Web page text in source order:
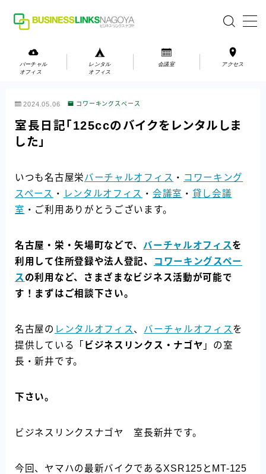
会議室
お問い合わせ
お問い合わせ
アクセス
会社案内
バーチャル
オフィス
レンタル
オフィス
会議室 アクセス
2024.05.06 コワーキングスペース
室長日記「125ccのバイクをレンタルしま
した」
いつも名古屋栄バーチャルオフィス ・ コワーキング
スペース ・ レンタルオフィス ・ 会議室 ・ 貸し会議
室 ・ご利用ありがとうございます。
名古屋・栄・矢場町などで、 バーチャルオフィスを
利用して住所登録や法人登記、
コワーキングスペー
ス の利用など、さまざまなビジネス活動が可能で
す！まずはご相談下さい。
名古屋の レンタルオフィス 、 バーチャルオフィス を
提供している「 ビジネスリンクス・ナゴヤ 」の室
長・新井です。
下さい。
ビジネスリンクスナゴヤ 室長新井です。
今回、ヤマハの最新バイクであるXSR125とMT-125